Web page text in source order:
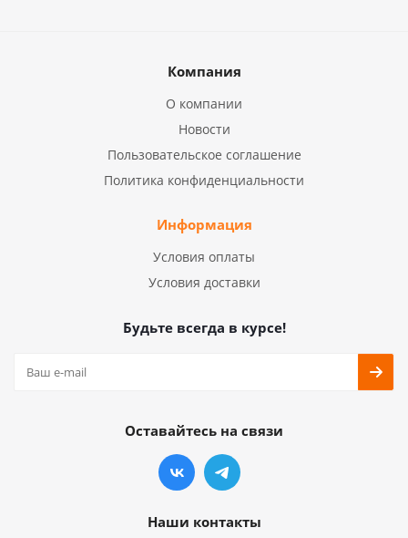
Компания
О компании
Новости
Пользовательское соглашение
Политика конфиденциальности
Информация
Условия оплаты
Условия доставки
Будьте всегда в курсе!
Оставайтесь на связи
Наши контакты